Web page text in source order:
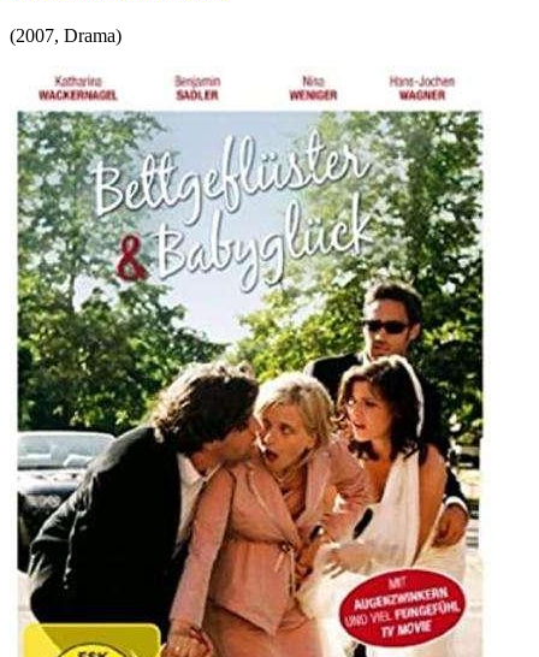
(2007, Drama)